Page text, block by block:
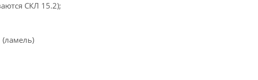
СКЛ 15.2);